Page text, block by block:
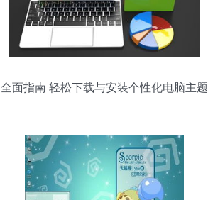
全面指南 轻松下载与安装个性化电脑主题